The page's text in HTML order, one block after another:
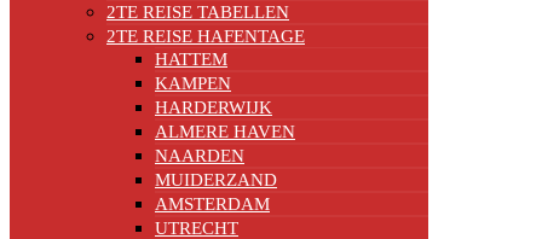
2TE REISE TABELLEN
2TE REISE HAFENTAGE
HATTEM
KAMPEN
HARDERWIJK
ALMERE HAVEN
NAARDEN
MUIDERZAND
AMSTERDAM
UTRECHT